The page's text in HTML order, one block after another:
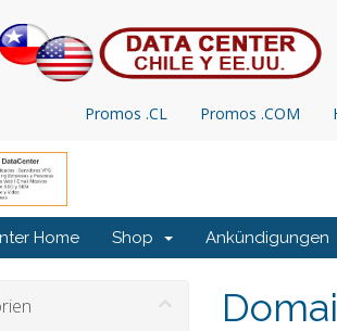
Promos .CL Promos .COM
Home Shop Ankündigungen